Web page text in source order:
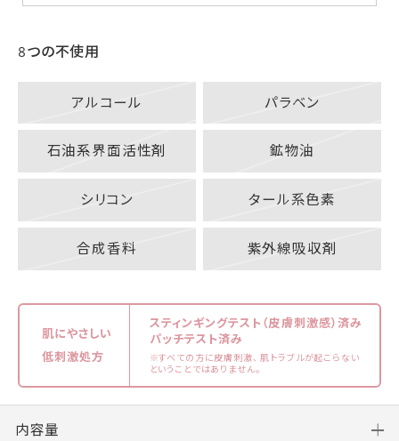
8つの不使用
アルコール パラベン
石油系界面活性剤 鉱物油
シリコン タール系色素
合成香料 紫外線吸収剤
肌にやさしい
低刺激処方
スティンギングテスト（皮膚刺激感）済み
パッチテスト済み
※すべての方に皮膚刺激、 肌トラブルが起こらない
ということではありません。
内容量